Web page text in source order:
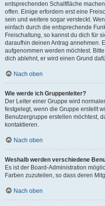
entsprechenden Schaltfläche
offen. Einige erfordern erst eine
sein und weitere sogar versteckt.
einfach durch die entsprechende
Freischaltung, so kannst du dich für
daraufhin deinen Antrag annehmen.
aufgenommen werden möchtest.
dich ablehnt, er wird einen Grund
Nach oben
Wie werde ich Gruppenleiter?
Der Leiter einer Gruppe wird
festgelegt, wenn die Gruppe erstellt
Benutzergruppe erstellen möchtest,
kontaktieren.
Nach oben
Weshalb werden verschiedene
Es ist der Board-Administration
Farben zuzuteilen, so dass deren
Nach oben